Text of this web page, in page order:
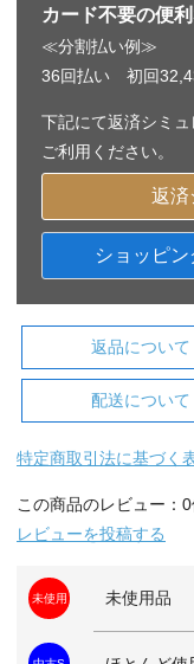
カード不要の便
≪分割払い例≫
36回払い 初回
下記にて返済シミ
ご利用ください。
返済
ショッピ
返品について
配送について
特定商取引法に基づく
この商品のレビュー：
レビューを投稿する
未使用 未使用品